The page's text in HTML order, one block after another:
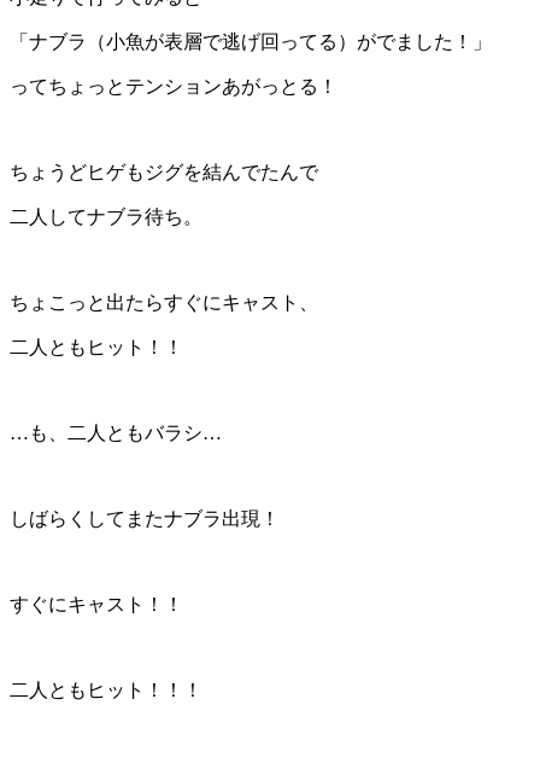
「ナブラ（小魚が表層で逃げ回ってる）がでました！」
ってちょっとテンションあがっとる！
ちょうどヒゲもジグを結んでたんで
二人してナブラ待ち。
ちょこっと出たらすぐにキャスト、
二人ともヒット！！
…も、二人ともバラシ…
しばらくしてまたナブラ出現！
すぐにキャスト！！
二人ともヒット！！！